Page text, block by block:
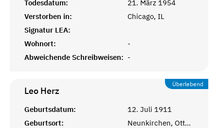
Todesdatum:
21. März 1954
Verstorben in:
Chicago, IL
Signatur LEA:
Wohnort:
-
Abweichende Schreibweisen: -
Überlebend
Leo Herz
Geburtsdatum:
12. Juli 1911
Geburtsort:
Neunkirchen, Ottweiler